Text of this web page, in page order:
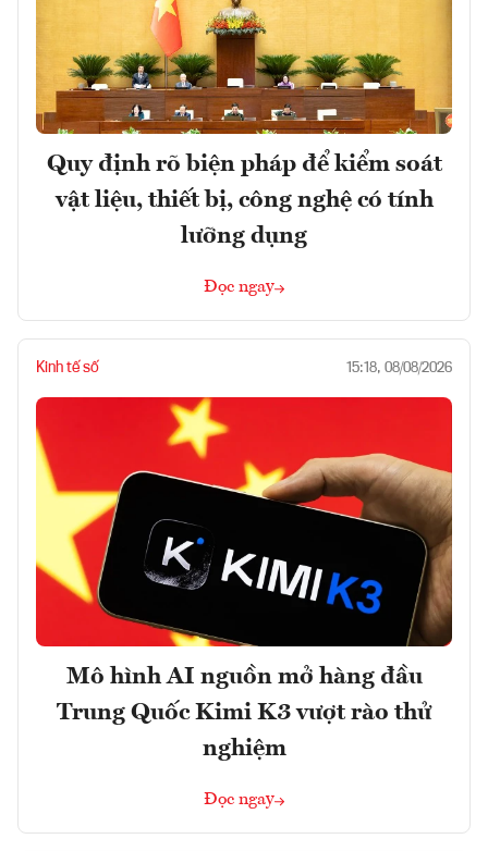
Quy định rõ biện pháp để kiểm soát
vật liệu, thiết bị, công nghệ có tính
lưỡng dụng
Đọc ngay
Kinh tế số 15:18, 08/08/2026
Mô hình AI nguồn mở hàng đầu
Trung Quốc Kimi K3 vượt rào thử
nghiệm
Đọc ngay